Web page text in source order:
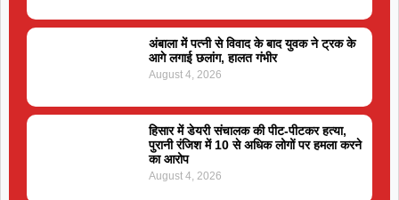
अंबाला में पत्नी से विवाद के बाद युवक ने ट्रक के
आगे लगाई छलांग, हालत गंभीर
August 4, 2026
हिसार में डेयरी संचालक की पीट-पीटकर हत्या,
पुरानी रंजिश में 10 से अधिक लोगों पर हमला करने
का आरोप
August 4, 2026